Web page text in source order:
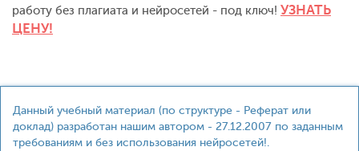
работу без плагиата и нейросетей - под ключ! УЗНАТЬ
ЦЕНУ!
Данный учебный материал (по структуре - Реферат или
доклад) разработан нашим автором - 27.12.2007 по заданным
требованиям и без использования нейросетей!.